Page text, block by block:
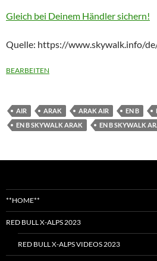
Gleich bei Deinem Händler sichern!
Quelle: https://www.skywalk.info/
BEARBEITEN
AIR ARAK ARAK AIR EN B
EN B SKYWALK ARAK
EN B SKYWALK
**HOME**
RED BULL X-ALPS 2023
RED BULL X-ALPS VIDEOS 2023